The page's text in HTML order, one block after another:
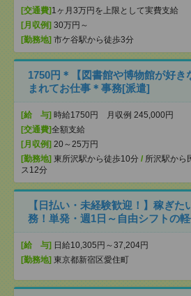
[交通費] 1ヶ月3万円を上限として実費支給
[月収例] 30万円～
[勤務地] 市ケ谷駅から徒歩3分
1750円＊【図書館や博物館が好き
まれてお仕事＊事務[派遣]
[給 与] 時給1750円 月収例 245,000円
[交通費]全額支給
[月収例] 20～25万円
[勤務地] 東所沢駅から徒歩10分 / 所沢駅から
ス12分
【日払い・未経験歓迎！】稼ぎた
務！単発・週1日～自由シフトの
[給 与] 日給10,305円～37,204円
[勤務地] 東京都新宿区愛住町